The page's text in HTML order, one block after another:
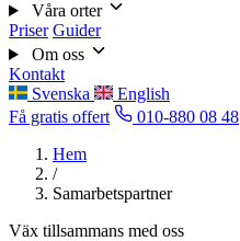
Våra orter
Priser Guider
Om oss
Kontakt
Svenska
English
Få gratis offert
010-880 08 48
Hem
/
Samarbetspartner
Väx tillsammans med oss